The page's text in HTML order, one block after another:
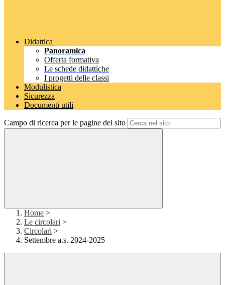
Didattica
Panoramica
Offerta formativa
Le schede didattiche
I progetti delle classi
Modulistica
Sicurezza
Documenti utili
Campo di ricerca per le pagine del sito
Home >
Le circolari >
Circolari >
Settembre a.s. 2024-2025